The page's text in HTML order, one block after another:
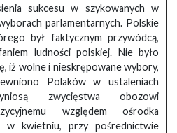
sukcesu w szykowanych w
parlamentarnych. Polskie
był faktycznym przywódcą,
ludności polskiej. Nie było
iż wolne i nieskrępowane wybory,
Polaków w ustaleniach
zwycięstwa obozowi
względem ośrodka
w kwietniu, przy pośrednictwie